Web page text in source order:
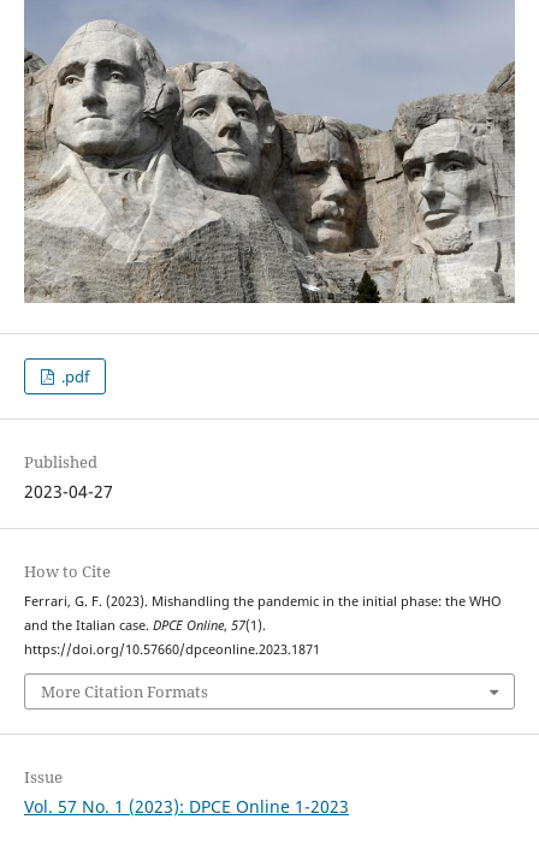
.pdf
Published
2023-04-27
How to Cite
Ferrari, G. F. (2023). Mishandling the pandemic in the initial phase: the WHO
and the Italian case. DPCE Online, 57(1).
https://doi.org/10.57660/dpceonline.2023.1871
More Citation Formats
Issue
Vol. 57 No. 1 (2023): DPCE Online 1-2023